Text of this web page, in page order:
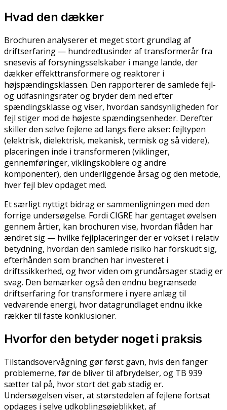
Hvad den dækker
Brochuren analyserer et meget stort grundlag af
driftserfaring — hundredtusinder af transformerår fra
snesevis af forsyningsselskaber i mange lande, der
dækker effekttransformere og reaktorer i
højspændingsklassen. Den rapporterer de samlede fejl-
og udfasningsrater og bryder dem ned efter
spændingsklasse og viser, hvordan sandsynligheden for
fejl stiger mod de højeste spændingsenheder. Derefter
skiller den selve fejlene ad langs flere akser: fejltypen
(elektrisk, dielektrisk, mekanisk, termisk og så videre),
placeringen inde i transformeren (viklinger,
gennemføringer, viklingskoblere og andre
komponenter), den underliggende årsag og den metode,
hver fejl blev opdaget med.
Et særligt nyttigt bidrag er sammenligningen med den
forrige undersøgelse. Fordi CIGRE har gentaget øvelsen
gennem årtier, kan brochuren vise, hvordan flåden har
ændret sig — hvilke fejlplaceringer der er vokset i relativ
betydning, hvordan den samlede risiko har forskudt sig,
efterhånden som branchen har investeret i
driftssikkerhed, og hvor viden om grundårsager stadig er
svag. Den bemærker også den endnu begrænsede
driftserfaring for transformere i nyere anlæg til
vedvarende energi, hvor datagrundlaget endnu ikke
rækker til faste konklusioner.
Hvorfor den betyder noget i praksis
Tilstandsovervågning gør først gavn, hvis den fanger
problemerne, før de bliver til afbrydelser, og TB 939
sætter tal på, hvor stort det gab stadig er.
Undersøgelsen viser, at størstedelen af fejlene fortsat
opdages i selve udkoblingsøjeblikket, af